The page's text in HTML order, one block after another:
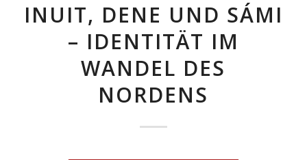
INUIT, DENE UND SÁMI
– IDENTITÄT IM
WANDEL DES
NORDENS